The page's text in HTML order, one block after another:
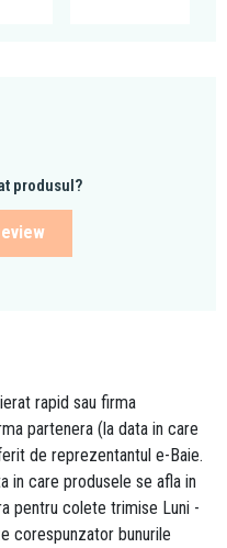
produsul?
rapid sau firma
partenera (la data in care
de reprezentantul e-Baie.
in care produsele se afla in
pentru colete trimise Luni -
corespunzator bunurile